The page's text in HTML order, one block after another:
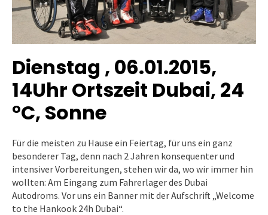
Dienstag , 06.01.2015,
14Uhr Ortszeit Dubai, 24
°C, Sonne
Für die meisten zu Hause ein Feiertag, für uns ein ganz
besonderer Tag, denn nach 2 Jahren konsequenter und
intensiver Vorbereitungen, stehen wir da, wo wir immer hin
wollten: Am Eingang zum Fahrerlager des Dubai
Autodroms. Vor uns ein Banner mit der Aufschrift „Welcome
to the Hankook 24h Dubai“.